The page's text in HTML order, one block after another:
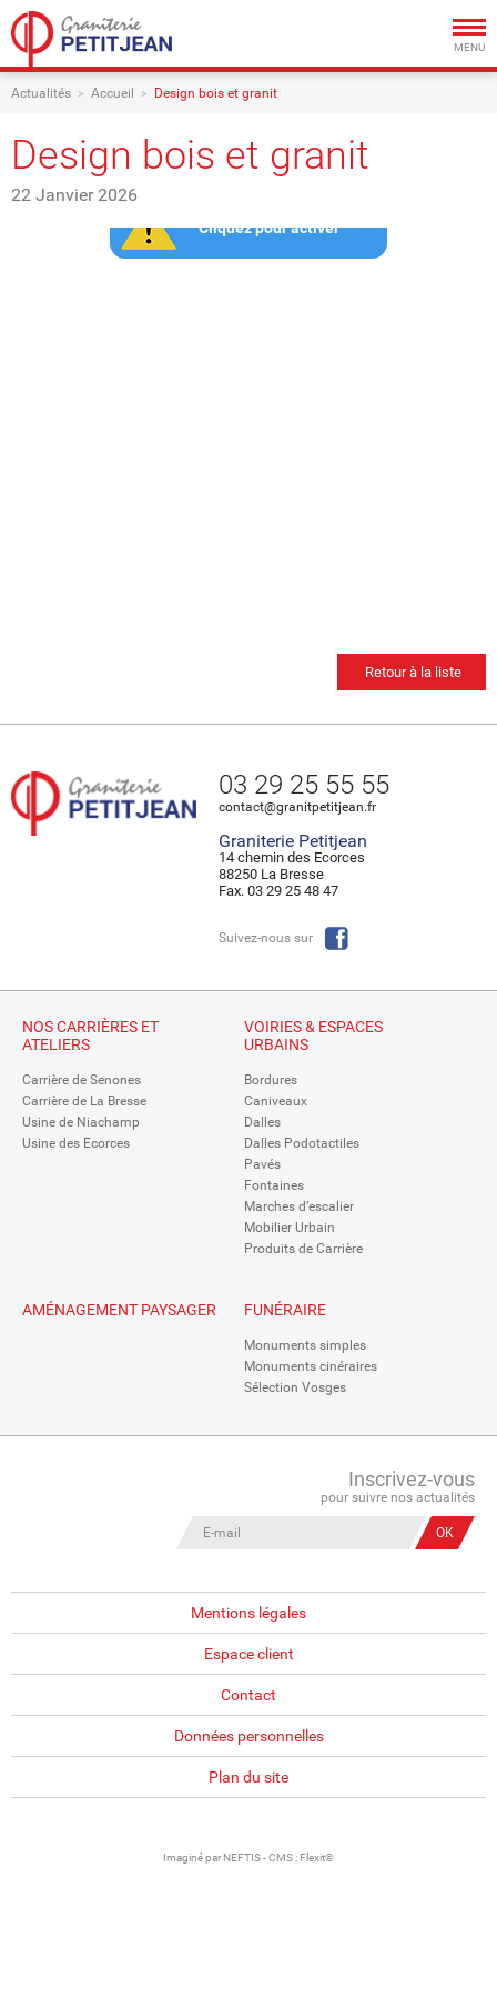
MENU
Actualités Accueil Design bois et granit
Design bois et granit
22 Janvier 2026
Retour à la liste
03 29 25 55 55
contact@granitpetitjean.fr
Graniterie Petitjean
14 chemin des Ecorces
88250 La Bresse
Fax. 03 29 25 48 47
Suivez-nous sur
NOS CARRIÈRES ET
ATELIERS
Carrière de Senones
Carrière de La Bresse
Usine de Niachamp
Usine des Ecorces
VOIRIES & ESPACES
URBAINS
Bordures
Caniveaux
Dalles
Dalles Podotactiles
Pavés
Fontaines
Marches d’escalier
Mobilier Urbain
Produits de Carrière
AMÉNAGEMENT PAYSAGER FUNÉRAIRE
Monuments simples
Monuments cinéraires
Sélection Vosges
Inscrivez-vous
pour suivre nos actualités
Mentions légales
Espace client
Contact
Données personnelles
Plan du site
Imaginé parNEFTIS- CMS : Flexit©